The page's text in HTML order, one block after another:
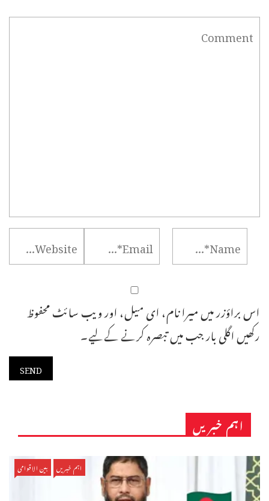
اس براؤزر میں میرا نام، ای میل، اور ویب سائٹ محفوظ
رکھیں اگلی بار جب میں تبصرہ کرنے کےلیے۔
اہم خبریں
اہم خبریں بین الاقوامی